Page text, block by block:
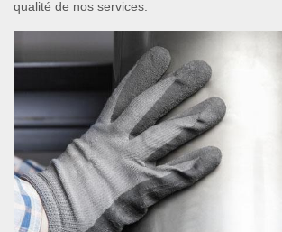
qualité de nos services.